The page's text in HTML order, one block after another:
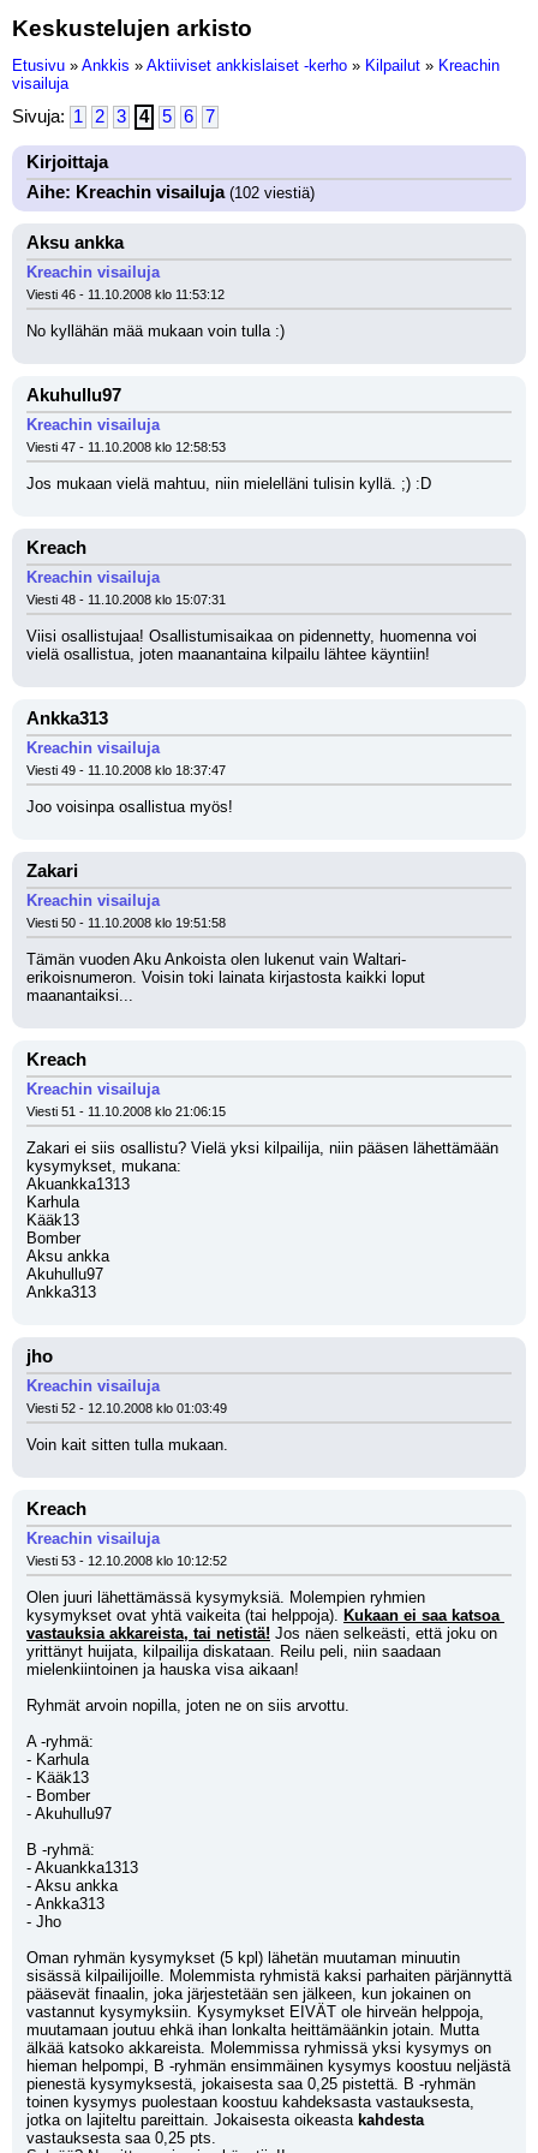
Keskustelujen arkisto
Etusivu » Ankkis » Aktiiviset ankkislaiset -kerho » Kilpailut » Kreachin
visailuja
Sivuja: 1 2 3 4 5 6 7
Kirjoittaja
Aihe: Kreachin visailuja(102 viestiä)
Aksu ankka
Kreachin visailuja
Viesti 46 - 11.10.2008 klo 11:53:12
No kyllähän mää mukaan voin tulla :)
Akuhullu97
Kreachin visailuja
Viesti 47 - 11.10.2008 klo 12:58:53
Jos mukaan vielä mahtuu, niin mielelläni tulisin kyllä. ;) :D
Kreach
Kreachin visailuja
Viesti 48 - 11.10.2008 klo 15:07:31
Viisi osallistujaa! Osallistumisaikaa on pidennetty, huomenna voi
vielä osallistua, joten maanantaina kilpailu lähtee käyntiin!
Ankka313
Kreachin visailuja
Viesti 49 - 11.10.2008 klo 18:37:47
Joo voisinpa osallistua myös!
Zakari
Kreachin visailuja
Viesti 50 - 11.10.2008 klo 19:51:58
Tämän vuoden Aku Ankoista olen lukenut vain Waltari-
erikoisnumeron. Voisin toki lainata kirjastosta kaikki loput
maanantaiksi...
Kreach
Kreachin visailuja
Viesti 51 - 11.10.2008 klo 21:06:15
Zakari ei siis osallistu? Vielä yksi kilpailija, niin pääsen lähettämään
kysymykset, mukana:
Akuankka1313
Karhula
Kääk13
Bomber
Aksu ankka
Akuhullu97
Ankka313
jho
Kreachin visailuja
Viesti 52 - 12.10.2008 klo 01:03:49
Voin kait sitten tulla mukaan.
Kreach
Kreachin visailuja
Viesti 53 - 12.10.2008 klo 10:12:52
Olen juuri lähettämässä kysymyksiä. Molempien ryhmien
kysymykset ovat yhtä vaikeita (tai helppoja). Kukaan ei saa katsoa
vastauksia akkareista, tai netistä! Jos näen selkeästi, että joku on
yrittänyt huijata, kilpailija diskataan. Reilu peli, niin saadaan
mielenkiintoinen ja hauska visa aikaan!
Ryhmät arvoin nopilla, joten ne on siis arvottu.
A -ryhmä:
- Karhula
- Kääk13
- Bomber
- Akuhullu97
B -ryhmä:
- Akuankka1313
- Aksu ankka
- Ankka313
- Jho
Oman ryhmän kysymykset (5 kpl) lähetän muutaman minuutin
sisässä kilpailijoille. Molemmista ryhmistä kaksi parhaiten pärjännyttä
pääsevät finaalin, joka järjestetään sen jälkeen, kun jokainen on
vastannut kysymyksiin. Kysymykset EIVÄT ole hirveän helppoja,
muutamaan joutuu ehkä ihan lonkalta heittämäänkin jotain. Mutta
älkää katsoko akkareista. Molemmissa ryhmissä yksi kysymys on
hieman helpompi, B -ryhmän ensimmäinen kysymys koostuu neljästä
pienestä kysymyksestä, jokaisesta saa 0,25 pistettä. B -ryhmän
toinen kysymys puolestaan koostuu kahdeksasta vastauksesta,
jotka on lajiteltu pareittain. Jokaisesta oikeasta
kahdesta
vastauksesta saa 0,25 pts.